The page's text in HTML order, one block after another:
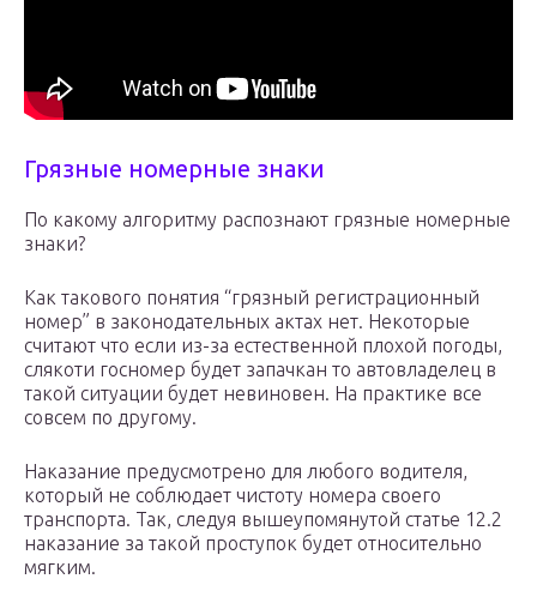
Грязные номерные знаки
По какому алгоритму распознают грязные номерные
знаки?
Как такового понятия “грязный регистрационный
номер” в законодательных актах нет. Некоторые
считают что если из-за естественной плохой погоды,
слякоти госномер будет запачкан то автовладелец в
такой ситуации будет невиновен. На практике все
совсем по другому.
Наказание предусмотрено для любого водителя,
который не соблюдает чистоту номера своего
транспорта. Так, следуя вышеупомянутой статье 12.2
наказание за такой проступок будет относительно
мягким.